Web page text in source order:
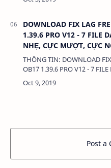
DOWNLOAD FIX LAG
1.39.6 PRO V12 - 7 FILE
NHẸ, CỰC MƯỢT, CỰC
THÔNG TIN: DOWNLOAD FIX LAG FREE FIRE
OB17 1.39.6 PRO V12 - 7
NHẸ, CỰC MƯỢT, CỰC NGON DUNG
Post a